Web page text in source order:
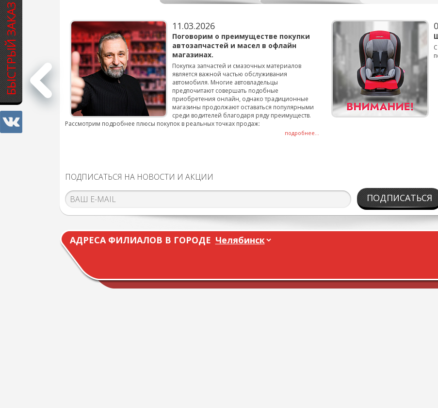
БЫСТРЫЙ ЗАКАЗдля
смены шин на
подробнее...
11.03.2026
Поговорим о преимуществе покупки
автозапчастей и масел в офлайн
магазинах.
Покупка запчастей и смазочных материалов
является важной частью обслуживания
автомобиля. Многие автовладельцы
предпочитают совершать подобные
приобретения онлайн, однако традиционные
магазины продолжают оставаться популярными
среди водителей благодаря ряду преимуществ.
Рассмотрим подробнее плюсы покупок в реальных точках продаж:
подробнее...
ПОДПИСАТЬСЯ НА НОВОСТИ И АКЦИИ
ПОДПИСАТЬСЯ
АДРЕСА ФИЛИАЛОВ В ГОРОДЕ